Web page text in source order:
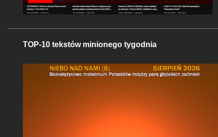
TOP-10 tekstów minionego tygodnia